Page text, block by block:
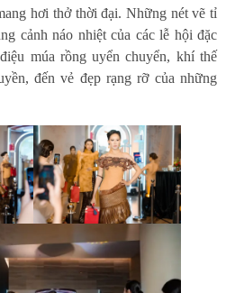
hơi thở thời đại. Những nét vẽ tỉ
cảnh náo nhiệt của các lễ hội đặc
múa rồng uyển chuyển, khí thế
đến vẻ đẹp rạng rỡ của những